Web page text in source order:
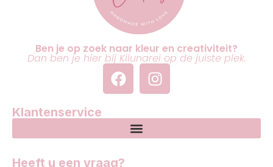
Ben je op zoek naar kleur en creativiteit?
Dan ben je hier bij Kilunarei op de juiste plek.
Klantenservice
Heeft u een vraag?